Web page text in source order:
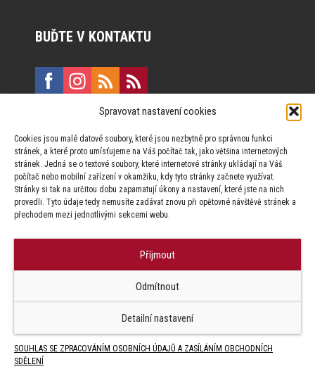
Spravovat nastavení cookies
Cookies jsou malé datové soubory, které jsou nezbytné pro správnou funkci
stránek, a které proto umísťujeme na Váš počítač tak, jako většina internetových
stránek. Jedná se o textové soubory, které internetové stránky ukládají na Váš
počítač nebo mobilní zařízení v okamžiku, kdy tyto stránky začnete využívat.
Stránky si tak na určitou dobu zapamatují úkony a nastavení, které jste na nich
provedli. Tyto údaje tedy nemusíte zadávat znovu při opětovné návštěvě stránek a
přechodem mezi jednotlivými sekcemi webu.
Příjmout
Odmítnout
Detailní nastavení
SOUHLAS SE ZPRACOVÁNÍM OSOBNÍCH ÚDAJŮ A ZASÍLÁNÍM OBCHODNÍCH
SDĚLENÍ
BUĎTE V KONTAKTU
Vinohradská 190, 130 00 Praha 3
Za publikovaný obsah odpovídají jednotliví autoři.
Factory s.r.o. zapovězeno.